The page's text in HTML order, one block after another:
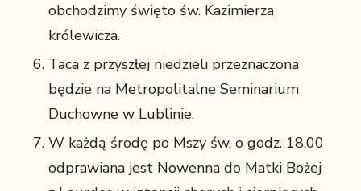
obchodzimy święto św. Kazimierza
królewicza.
Taca z przyszłej niedzieli przeznaczona
będzie na Metropolitalne Seminarium
Duchowne w Lublinie.
W każdą środę po Mszy św. o godz. 18.00
odprawiana jest Nowenna do Matki Bożej